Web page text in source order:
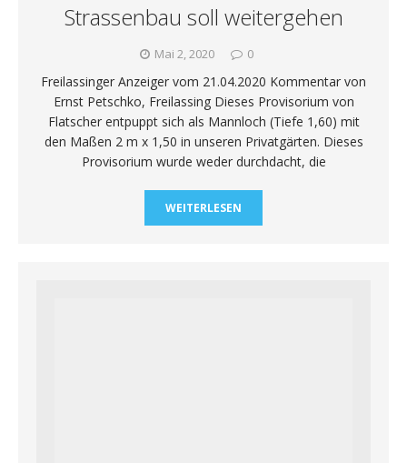
Strassenbau soll weitergehen
Mai 2, 2020 0
Freilassinger Anzeiger vom 21.04.2020 Kommentar von
Ernst Petschko, Freilassing Dieses Provisorium von
Flatscher entpuppt sich als Mannloch (Tiefe 1,60) mit
den Maßen 2 m x 1,50 in unseren Privatgärten. Dieses
Provisorium wurde weder durchdacht, die
WEITERLESEN